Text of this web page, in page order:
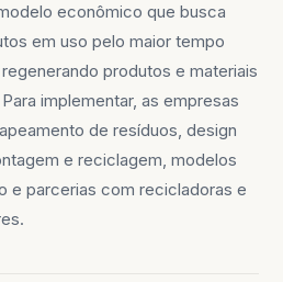
econômico que busca
em uso pelo maior tempo
produtos e materiais
implementar, as empresas
de resíduos, design
e reciclagem, modelos
e parcerias com recicladoras e